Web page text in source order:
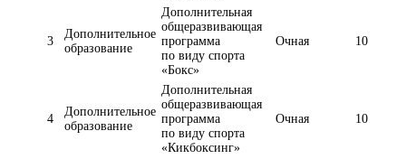
3
Дополнительное
образование
Дополнительная
общеразвивающая
программа
по виду спорта
«Бокс»
Очная 10
4
Дополнительное
образование
Дополнительная
общеразвивающая
программа
по виду спорта
«Кикбоксинг»
Очная 10